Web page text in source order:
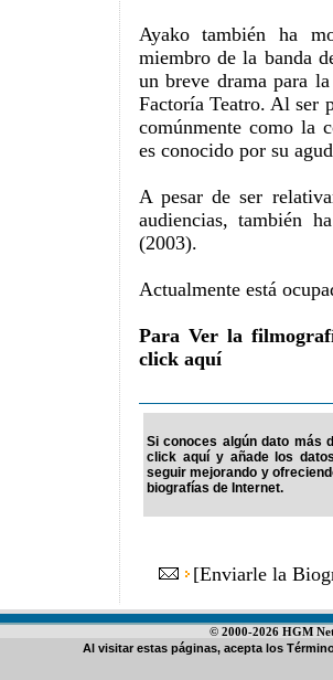
Ayako también ha
miembro de la banda
un breve drama para
Factoría Teatro. Al ser
comúnmente como la
es conocido por su
A pesar de ser
audiencias, también
(2003).
Actualmente está
Para Ver la
click aquí
Si conoces algún dato más
click aquí y añade los
seguir mejorando y
biografías de Internet.
[Enviarle la
© 2000-2026 HGM
Al visitar estas páginas, acepta los